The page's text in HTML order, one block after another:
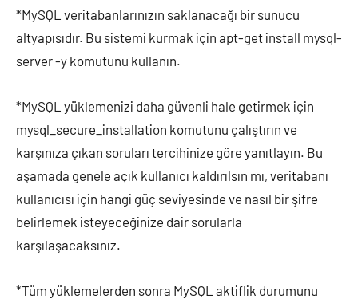
*MySQL veritabanlarınızın saklanacağı bir sunucu
altyapısıdır. Bu sistemi kurmak için apt-get install mysql-
server -y komutunu kullanın.
*MySQL yüklemenizi daha güvenli hale getirmek için
mysql_secure_installation komutunu çalıştırın ve
karşınıza çıkan soruları tercihinize göre yanıtlayın. Bu
aşamada genele açık kullanıcı kaldırılsın mı, veritabanı
kullanıcısı için hangi güç seviyesinde ve nasıl bir şifre
belirlemek isteyeceğinize dair sorularla
karşılaşacaksınız.
*Tüm yüklemelerden sonra MySQL aktiflik durumunu